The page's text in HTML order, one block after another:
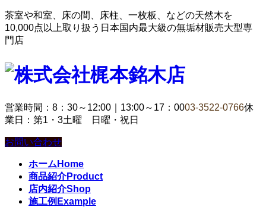
茶室や和室、床の間、床柱、一枚板、などの天然木を
10,000点以上取り扱う日本国内最大級の無垢材販売大型専
門店
営業時間：8：30～12:00｜13:00～17：0003-3522-0766休
業日：第1・3土曜 日曜・祝日
お問い合わせ
ホーム Home
商品紹介Product
店内紹介Shop
施工例 Example